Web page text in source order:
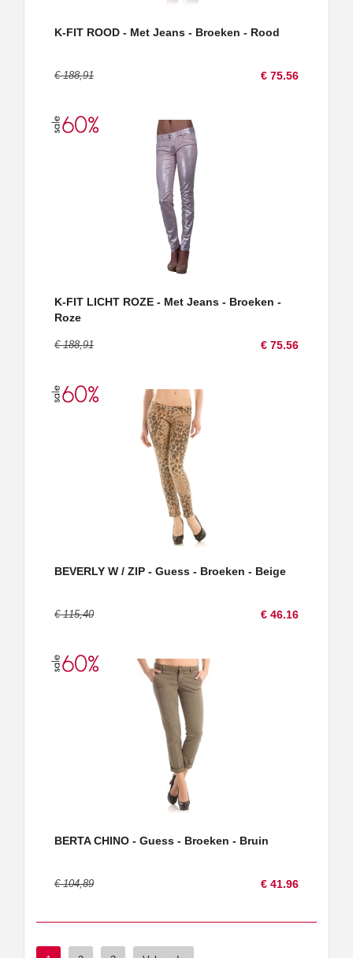
K-FIT ROOD - Met Jeans - Broeken - Rood
€ 188,91 € 75.56
K-FIT LICHT ROZE - Met Jeans - Broeken -
Roze
€ 188,91 € 75.56
BEVERLY W / ZIP - Guess - Broeken - Beige
€ 115,40 € 46.16
BERTA CHINO - Guess - Broeken - Bruin
€ 104,89 € 41.96